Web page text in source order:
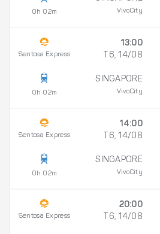
0h 02m VivoCity
Sentosa Express
0h 02m
13:00
T6, 14/08
SINGAPORE
VivoCity
Sentosa Express
0h 02m
14:00
T6, 14/08
SINGAPORE
VivoCity
Sentosa Express
20:00
T6, 14/08